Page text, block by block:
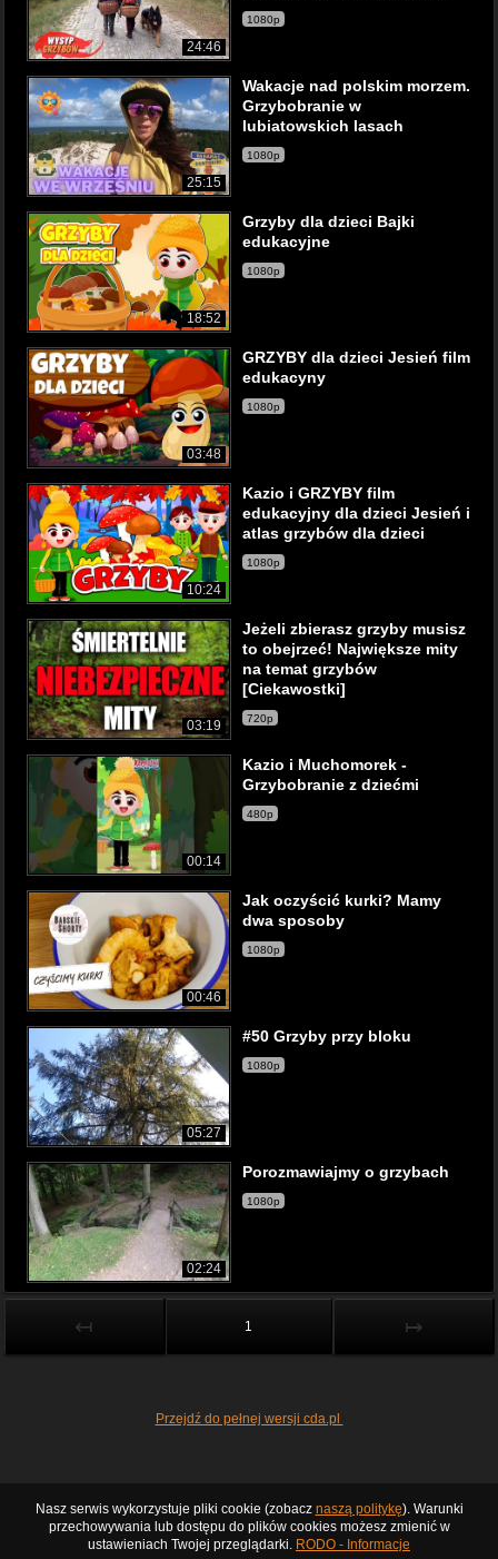
24:46
1080p
25:15
Wakacje nad polskim morzem.
Grzybobranie w
lubiatowskich lasach
1080p
18:52
Grzyby dla dzieci Bajki
edukacyjne
1080p
03:48
GRZYBY dla dzieci Jesień film
edukacyny
1080p
10:24
Kazio i GRZYBY film
edukacyjny dla dzieci Jesień i
atlas grzybów dla dzieci
1080p
03:19
Jeżeli zbierasz grzyby musisz
to obejrzeć! Największe mity
na temat grzybów
[Ciekawostki]
720p
00:14
Kazio i Muchomorek -
Grzybobranie z dziećmi
480p
00:46
Jak oczyścić kurki? Mamy
dwa sposoby
1080p
05:27
#50 Grzyby przy bloku
1080p
02:24
Porozmawiajmy o grzybach
1080p
↤ 1 ↦
Przejdź do pełnej wersji cda.pl
Nasz serwis wykorzystuje pliki cookie (zobacz naszą politykę). Warunki
przechowywania lub dostępu do plików cookies możesz zmienić w
ustawieniach Twojej przeglądarki. RODO - Informacje